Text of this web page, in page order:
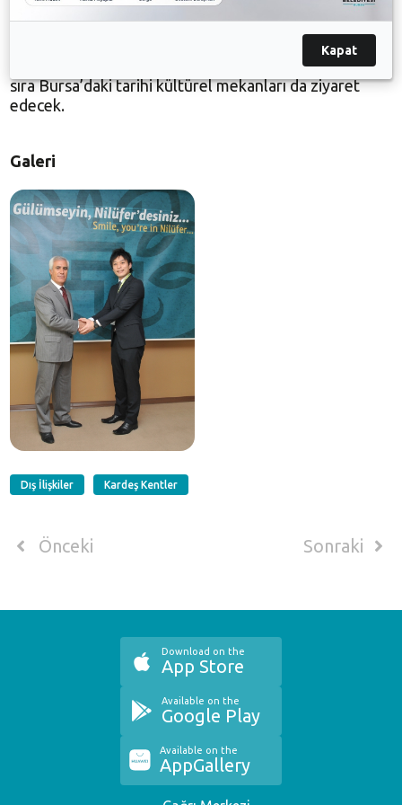
sohbete imza attı. Bir ay boyunca Nilüfer
Belediyesi’nin misafiri olacak olan Yusuuke
Matsuzawa, belediye çalışmalarını incelemenin yanı
sıra Bursa’daki tarihi kültürel mekanları da ziyaret
edecek.
Galeri
Dış İlişkiler Kardeş Kentler
Önceki Sonraki
Download on the
App Store
Available on the
Google Play
Available on the
AppGallery
Kapat